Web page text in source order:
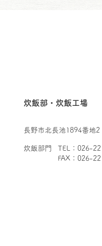
炊飯部・炊飯工場
長野市北長池1894番地2
炊飯部門
TEL：026-
FAX：026-